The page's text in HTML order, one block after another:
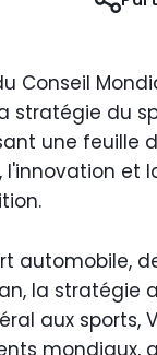
Conseil
stratégie du
une feuille
l'innovation et
automobile,
la stratégie
aux sports,
mondiaux,